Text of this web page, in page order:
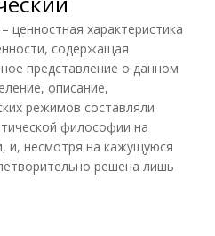
характеристика
содержащая
представление о данном
описание,
режимов составляли
философии на
и, несмотря на кажущуюся
решена лишь